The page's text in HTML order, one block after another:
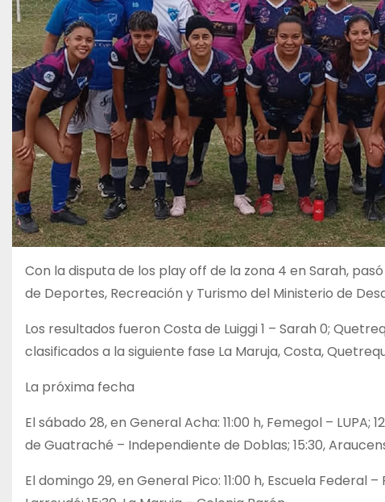
Con la disputa de los play off de la zona 4 en Sarah,
de Deportes, Recreación y Turismo del Ministerio de
Los resultados fueron Costa de Luiggi 1 – Sarah 0;
clasificados a la siguiente fase La Maruja, Costa,
La próxima fecha
El sábado 28, en General Acha: 11:00 h, Femegol – LUPA;
de Guatraché – Independiente de Doblas; 15:30,
El domingo 29, en General Pico: 11:00 h, Escuela Federal